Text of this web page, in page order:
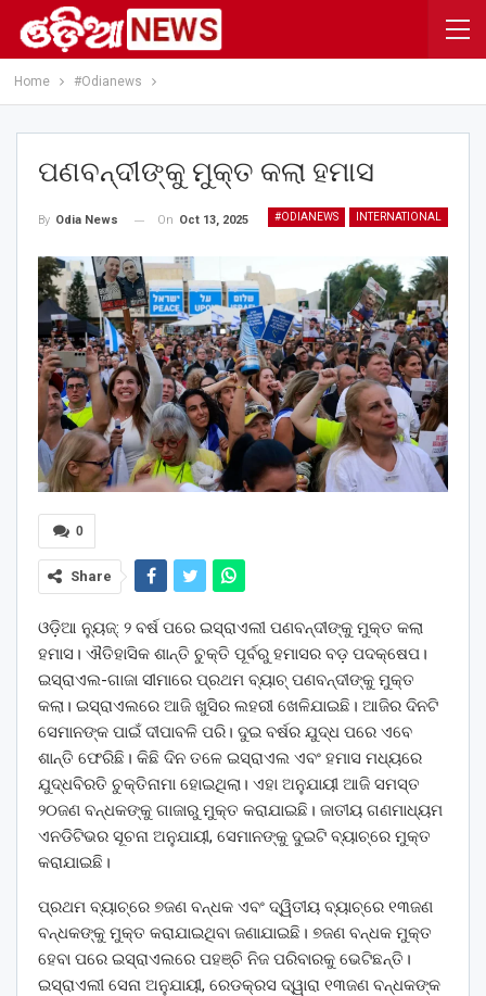
Home #Odianews
ପଣବନ୍ଦୀଙ୍କୁ ମୁକ୍ତ କଲା ହମାସ
#ODIANEWS INTERNATIONAL
By Odia News On Oct 13, 2025
0
Share
ଓଡ଼ିଆ ନ୍ୟୁଜ୍: ୨ ବର୍ଷ ପରେ ଇସ୍ରାଏଲୀ ପଣବନ୍ଦୀଙ୍କୁ ମୁକ୍ତ କଲା
ହମାସ। ଐତିହାସିକ ଶାନ୍ତି ଚୁକ୍ତି ପୂର୍ବରୁ ହମାସର ବଡ଼ ପଦକ୍ଷେପ।
ଇସ୍ରାଏଲ-ଗାଜା ସୀମାରେ ପ୍ରଥମ ବ୍ୟାଚ୍‌ ପଣବନ୍ଦୀଙ୍କୁ ମୁକ୍ତ
କଲା। ଇସ୍ରାଏଲରେ ଆଜି ଖୁସିର ଲହରୀ ଖେଳିଯାଇଛି। ଆଜିର ଦିନଟି
ସେମାନଙ୍କ ପାଇଁ ଦୀପାବଳି ପରି। ଦୁଇ ବର୍ଷର ଯୁଦ୍ଧ ପରେ ଏବେ
ଶାନ୍ତି ଫେରିଛି। କିଛି ଦିନ ତଳେ ଇସ୍ରାଏଲ ଏବଂ ହମାସ ମଧ୍ୟରେ
ଯୁଦ୍ଧବିରତି ଚୁକ୍ତିନାମା ହୋଇଥିଲା। ଏହା ଅନୁଯାୟୀ ଆଜି ସମସ୍ତ
୨୦ଜଣ ବନ୍ଧକଙ୍କୁ ଗାଜାରୁ ମୁକ୍ତ କରାଯାଇଛି। ଜାତୀୟ ଗଣମାଧ୍ୟମ
ଏନଡିଟିଭର ସୂଚନା ଅନୁଯାୟୀ, ସେମାନଙ୍କୁ ଦୁଇଟି ବ୍ୟାଚ୍‌ରେ ମୁକ୍ତ
କରାଯାଇଛି।
ପ୍ରଥମ ବ୍ୟାଚ୍‌ରେ ୭ଜଣ ବନ୍ଧକ ଏବଂ ଦ୍ୱିତୀୟ ବ୍ୟାଚ୍‌ରେ ୧୩ଜଣ
ବନ୍ଧକଙ୍କୁ ମୁକ୍ତ କରାଯାଇଥିବା ଜଣାଯାଇଛି। ୭ଜଣ ବନ୍ଧକ ମୁକ୍ତ
ହେବା ପରେ ଇସ୍ରାଏଲରେ ପହଞ୍ଚି ନିଜ ପରିବାରକୁ ଭେଟିଛନ୍ତି।
ଇସ୍ରାଏଲୀ ସେନା ଅନୁଯାୟୀ, ରେଡକ୍ରସ ଦ୍ୱାରା ୧୩ଜଣ ବନ୍ଧକଙ୍କ